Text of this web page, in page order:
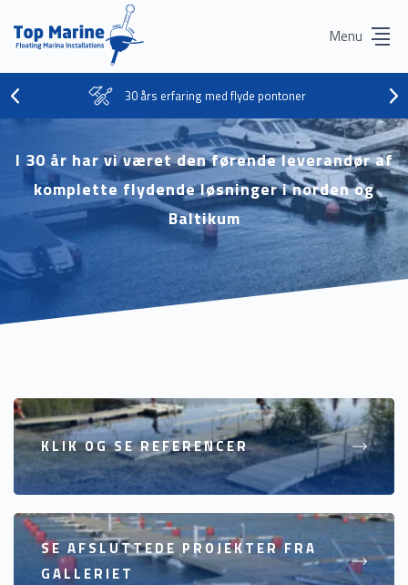
Menu
30 års erfaring med flyde pontoner
I 30 år har vi været den førende leverandør af
komplette flydende løsninger i norden og
Baltikum
KLIK OG SE REFERENCER
SE AFSLUTTEDE PROJEKTER FRA
GALLERIET